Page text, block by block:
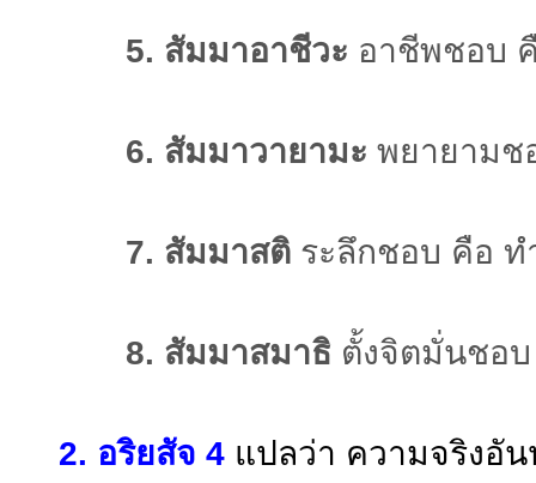
5. สัมมาอาชีวะ อาชีพชอบ
6. สัมมาวายามะ พยายามช
7. สัมมาสติ ระลึกชอบ คือ ท
8. สัมมาสมาธิ ตั้งจิตมั่นชอ
2. อริยสัจ 4 แปลว่า ความจริงอั